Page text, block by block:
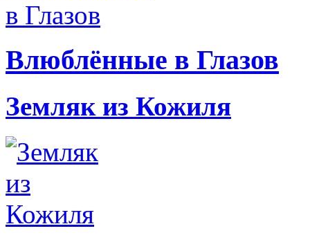
Влюблённые в Глазов
Земляк из Кожиля